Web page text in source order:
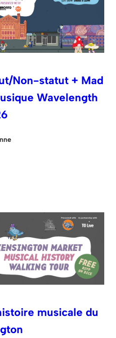
Non-statut + Mad
Wavelength
musicale du